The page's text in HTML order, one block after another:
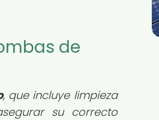
de
, que incluye limpieza
su correcto